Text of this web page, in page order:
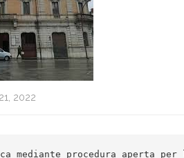
2022
mediante procedura aperta